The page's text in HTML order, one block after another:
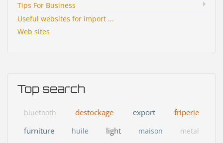
Tips For Business
Useful websites for import ...
Web sites
Top search
bluetooth destockage export
friperie
furniture
huile light maison metal